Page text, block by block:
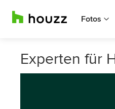
Fotos
Experten für